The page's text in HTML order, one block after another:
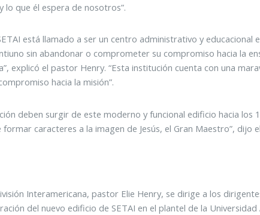
lo que él espera de nosotros”.
está llamado a ser un centro administrativo y educacional
sin abandonar o comprometer su compromiso hacia la
explicó el pastor Henry. “Esta institución cuenta con una
hacia la misión”.
deben surgir de este moderno y funcional edificio hacia
caracteres a la imagen de Jesús, el Gran Maestro”, dijo
Interamericana, pastor Elie Henry, se dirige a los
del nuevo edificio de SETAI en el plantel de la